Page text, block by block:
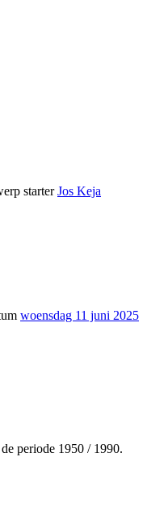
starter Jos Keja
woensdag 11 juni 2025
periode 1950 / 1990.